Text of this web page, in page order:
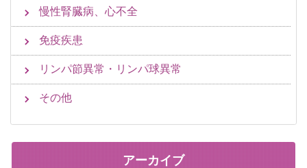
慢性腎臓病、心不全
免疫疾患
リンパ節異常・リンパ球異常
その他
アーカイブ